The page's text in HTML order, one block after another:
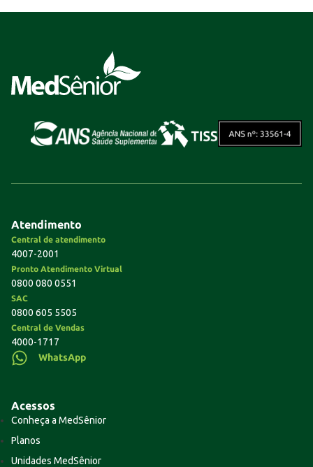
Atendimento
Central de atendimento
4007-2001
Pronto Atendimento Virtual
0800 080 0551
SAC
0800 605 5505
Central de Vendas
4000-1717
WhatsApp
Acessos
Conheça a MedSênior
Planos
Unidades MedSênior